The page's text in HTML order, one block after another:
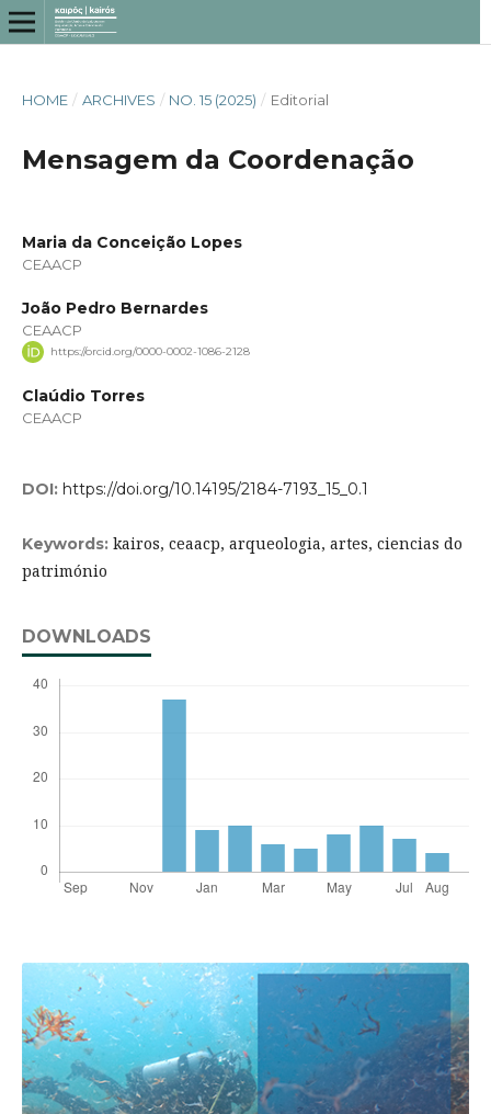
HOME / ARCHIVES / NO. 15 (2025) / Editorial
Mensagem da Coordenação
Maria da Conceição Lopes
CEAACP
João Pedro Bernardes
CEAACP
https://orcid.org/0000-0002-1086-2128
Claúdio Torres
CEAACP
DOI: https://doi.org/10.14195/2184-7193_15_0.1
Keywords: kairos, ceaacp, arqueologia, artes, ciencias do
património
DOWNLOADS